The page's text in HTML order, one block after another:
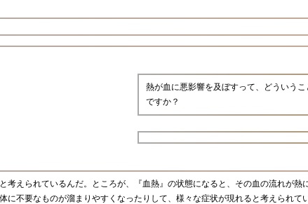
熱が血に悪影響を及ぼすって、どういうこ
ですか？
えられているんだ。ところが、『血熱』の状態になると、その血の流れが熱
不要なものが溜まりやすくなったりして、様々な症状が現れると考えられて